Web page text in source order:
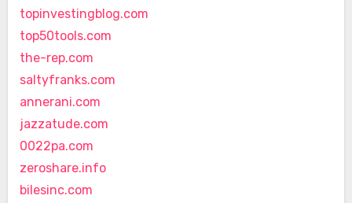
topinvestingblog.com
top50tools.com
the-rep.com
saltyfranks.com
annerani.com
jazzatude.com
0022pa.com
zeroshare.info
bilesinc.com